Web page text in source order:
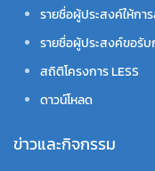
รายชื่อผู้ประสงค์ให้กา
รายชื่อผู้ประสงค์ขอรั
สถิติโครงการ LESS
ดาวน์โหลด
ข่าวและกิจกรรม